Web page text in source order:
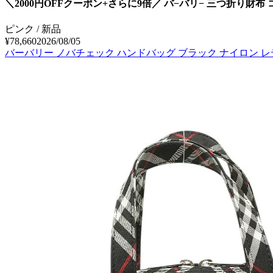
＼2000円OFFクーポン+さらに9倍／ バ−バリ− 三つ折り財
ピンク / 新品
¥78,6602026/08/05
バーバリー ノバチェック ハンドバッグ ブラック ナイロン